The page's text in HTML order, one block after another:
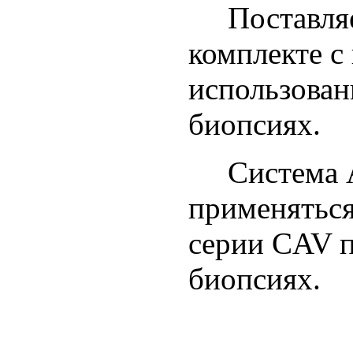
комплекте
биопсиях.
Система
серии CAV
биопсиях.